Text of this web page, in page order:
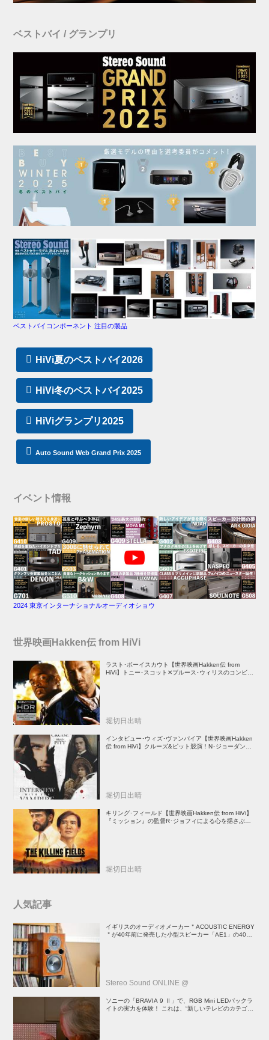
ベストバイ / グランプリ
ベストバイコンポーネント 注目の製品
HiVi夏のベストバイ2026
HiVi冬のベストバイ2025
HiViグランプリ2025
Auto Sound Web Grand Prix 2025
イベント情報
2024 東京インターナショナルオーディオショウ
世界映画Hakken伝 from HiVi
ラスト･ボーイスカウト【世界映画Hakken伝 from
HiVi】トニー･スコット✕ブルース･ウィリスのコンビが
堀切日出晴
インタビュー･ウィズ･ヴァンパイア【世界映画Hakken
伝 from HiVi】クルーズ&ピット競演！N･ジョーダン監
堀切日出晴
キリング･フィールド【世界映画Hakken伝 from HiVi】
『ミッション』の監督R･ジョフィによる心を揺さぶる
堀切日出晴
人気記事
イギリスのオーディオメーカー＂ACOUSTIC ENERGY
＂が40年前に発売した小型スピーカー「AE1」の40周
Stereo Sound ONLINE @
ソニーの「BRAVIA 9 Ⅱ」で、RGB Mini LEDバックラ
イトの実力を体験！ これは、“新しいテレビのカテゴリ